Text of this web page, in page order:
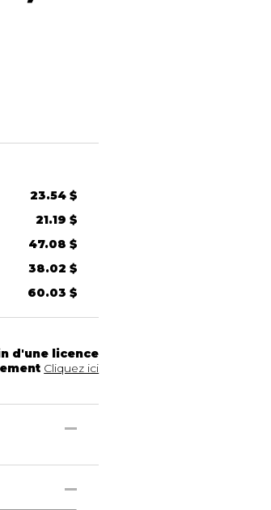
23.54 $
21.19 $
47.08 $
38.02 $
60.03 $
d'une licence
Cliquez ici